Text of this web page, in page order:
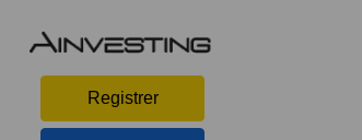
Registrer